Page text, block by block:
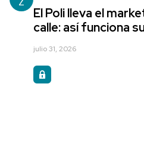
El Poli lleva el
calle: así funciona
julio 31, 2026